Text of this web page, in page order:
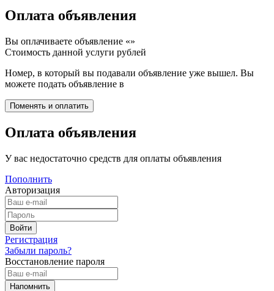
Оплата объявления
Вы оплачиваете объявление «»
Стоимость данной услуги рублей
Номер, в который вы подавали объявление уже вышел. Вы
можете подать объявление в
Оплата объявления
У вас недостаточно средств для оплаты объявления
Пополнить
Авторизация
Регистрация
Забыли пароль?
Восстановление пароля